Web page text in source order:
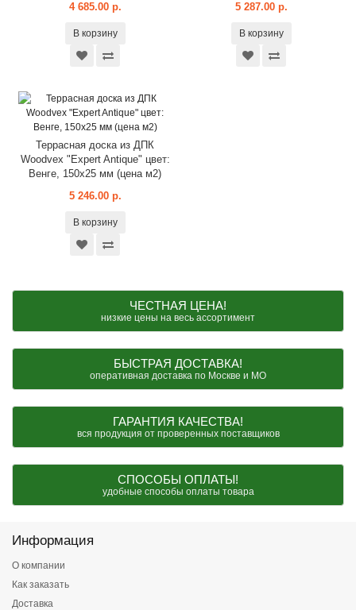
4 685.00 р.
В корзину
5 287.00 р.
В корзину
Террасная доска из ДПК
Woodvex "Expert Antique" цвет:
Венге, 150x25 мм (цена м2)
5 246.00 р.
В корзину
ЧЕСТНАЯ ЦЕНА!
низкие цены на весь ассортимент
БЫСТРАЯ ДОСТАВКА!
оперативная доставка по Москве и МО
ГАРАНТИЯ КАЧЕСТВА!
вся продукция от проверенных поставщиков
СПОСОБЫ ОПЛАТЫ!
удобные способы оплаты товара
Информация
О компании
Как заказать
Доставка